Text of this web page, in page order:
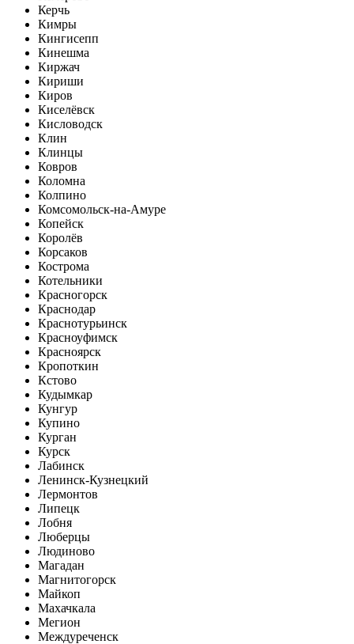
Керчь
Кимры
Кингисепп
Кинешма
Киржач
Кириши
Киров
Киселёвск
Кисловодск
Клин
Клинцы
Ковров
Коломна
Колпино
Комсомольск-на-Амуре
Копейск
Королёв
Корсаков
Кострома
Котельники
Красногорск
Краснодар
Краснотурьинск
Красноуфимск
Красноярск
Кропоткин
Кстово
Кудымкар
Кунгур
Купино
Курган
Курск
Лабинск
Ленинск-Кузнецкий
Лермонтов
Липецк
Лобня
Люберцы
Людиново
Магадан
Магнитогорск
Майкоп
Махачкала
Мегион
Междуреченск